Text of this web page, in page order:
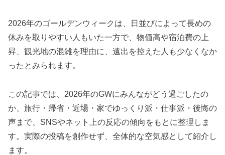
2026年のゴールデンウィークは、日並びによって長めの
休みを取りやすい人もいた一方で、物価高や宿泊費の上
昇、観光地の混雑を理由に、遠出を控えた人も少なくなか
ったとみられます。
この記事では、2026年のGWにみんながどう過ごしたの
か、旅行・帰省・近場・家でゆっくり派・仕事派・後悔の
声まで、SNSやネット上の反応の傾向をもとに整理しま
す。実際の投稿を創作せず、全体的な空気感として紹介し
ます。